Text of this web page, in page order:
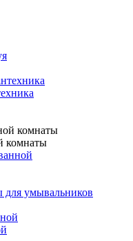
комнаты
умывальников